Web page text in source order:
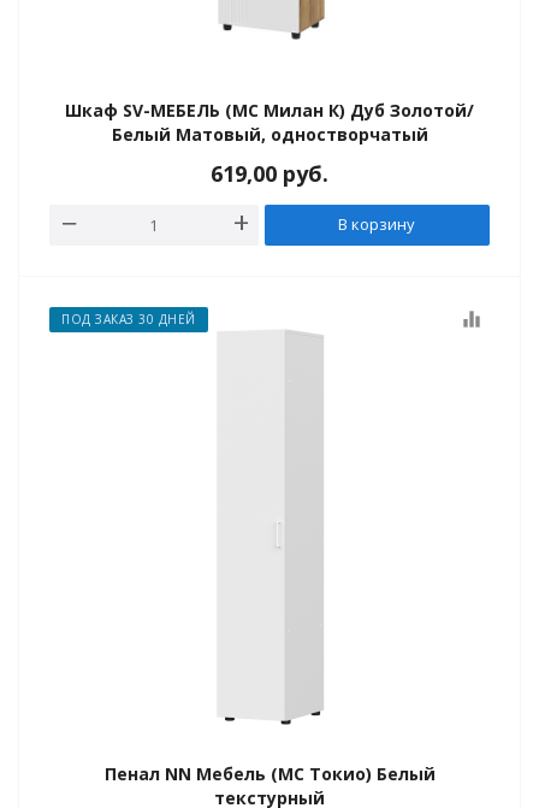
Шкаф SV-МЕБЕЛЬ (МС Милан К) Дуб Золотой/
Белый Матовый, одностворчатый
619,00 руб.
В корзину
ПОД ЗАКАЗ 30 ДНЕЙ equalizer
Пенал NN Мебель (МС Токио) Белый
текстурный